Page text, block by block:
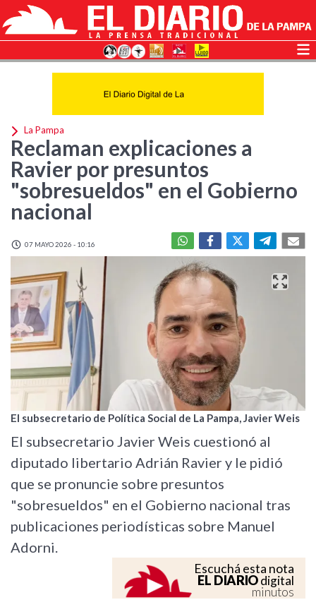
La Pampa
Reclaman explicaciones a
Ravier por presuntos
"sobresueldos" en el Gobierno
nacional
07 MAYO 2026 - 10:16
El subsecretario de Política Social de La Pampa, Javier Weis
El subsecretario Javier Weis cuestionó al
diputado libertario Adrián Ravier y le pidió
que se pronuncie sobre presuntos
"sobresueldos" en el Gobierno nacional tras
publicaciones periodísticas sobre Manuel
Adorni.
Escuchá esta nota
EL DIARIOdigital
minutos